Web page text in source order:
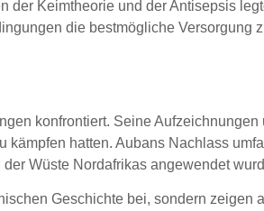
der Keimtheorie und der Antisepsis
die bestmögliche
konfrontiert. Seine
hatten. Aubans Nachlass
Wüste Nordafrikas angewendet
Geschichte bei, sondern